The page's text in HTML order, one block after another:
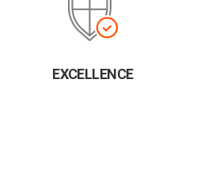
EXCELLENCE